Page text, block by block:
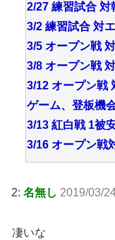
2/27 練習試合 対
3/2 練習試合 対
3/5 オープン戦
3/8 オープン戦
3/12 オープン戦
ゲーム、登板機
3/13 紅白戦 1被
3/16 オープン戦
2: 名無し 2019/03/
凄いな